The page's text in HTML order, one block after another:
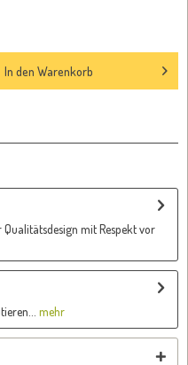
In den Warenkorb
mit Respekt vor
mehr